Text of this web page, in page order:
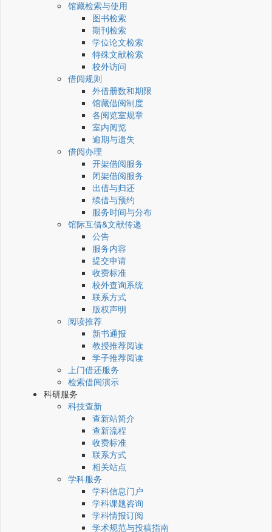
馆藏检索与使用
图书检索
期刊检索
学位论文检索
特殊文献检索
校外访问
借阅规则
外借册数和期限
馆藏借阅制度
各阅览室规章
室内阅览
逾期与遗失
借阅办理
开架借阅服务
闭架借阅服务
出借与归还
续借与预约
服务时间与分布
馆际互借&文献传递
公告
服务内容
提交申请
收费标准
校外查询系统
联系方式
版权声明
阅读推荐
新书通报
教授推荐阅读
学子推荐阅读
上门借还服务
检索借阅演示
科研服务
科技查新
查新站简介
查新流程
收费标准
联系方式
相关站点
学科服务
学科信息门户
学科课题咨询
学科情报订阅
学术规范与投稿指南